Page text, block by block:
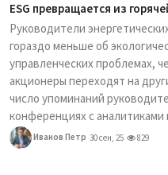
ESG превращается из
Руководители
гораздо меньше об
управленческих проблемах,
акционеры переходят на
число упоминаний
конференциях с аналитиками
Иванов Петр 30 сен, 25 829